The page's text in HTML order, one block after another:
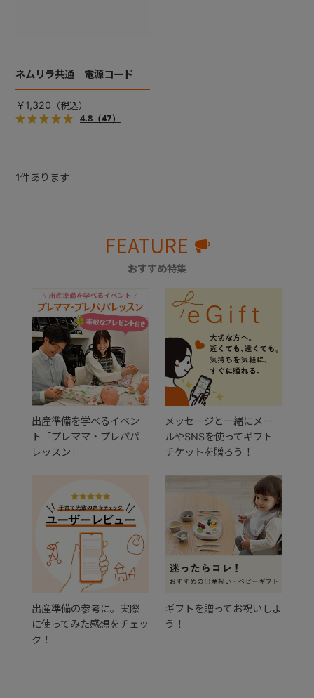
ネムリラ共通 電源コード
￥1,320
4.8（47）
1件あります
FEATURE
おすすめ特集
出産準備を学べるイベン
ト「プレママ・プレパパ
レッスン」
メッセージと一緒にメー
ルやSNSを使ってギフト
チケットを贈ろう！
出産準備の参考に。実際
に使ってみた感想をチェッ
ク！
ギフトを贈ってお祝いしよ
う！